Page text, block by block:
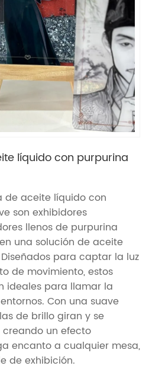
líquido con purpurina
de aceite líquido con
son exhibidores
llenos de purpurina
una solución de aceite
para captar la luz
de movimiento, estos
ideales para llamar la
Con una suave
de brillo giran y se
un efecto
encanto a cualquier mesa,
de exhibición.